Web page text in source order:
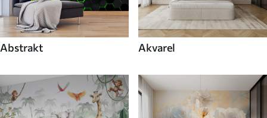
Abstrakt Akvarel